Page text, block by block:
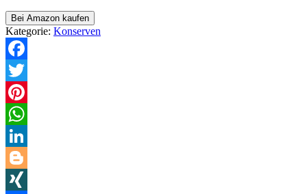
Bei Amazon kaufen
Kategorie: Konserven
Facebook
Twitter
Pinterest
WhatsApp
LinkedIn
Blogger